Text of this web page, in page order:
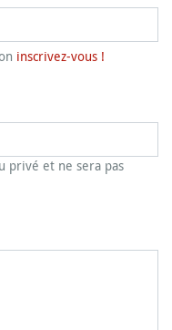
inscrivez-vous !
privé et ne sera pas